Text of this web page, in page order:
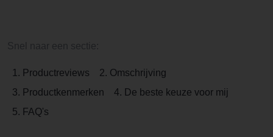
1. Productreviews
2. Omschrijving
3. Productkenmerken
4. De beste keuze voor mij
5. FAQ's